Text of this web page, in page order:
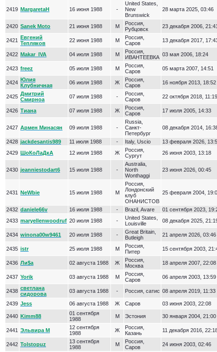
2419 MargaretaH 16 июня 1988 -
United States,
New
Brunswick
28 марта 2025, 03:46
2420 Sanek Moto 21 июня 1988 М
Россия,
Рубцовск
23 декабря 2006,
2421 Евгений
Тепляков
22 июня 1988 М
Россия,
Саров
13 декабря 2017,
2422 Makar_IVA 04 июля 1988 М
Россия,
ИВАНТЕЕВКА 03 мая 2006, 18:24
2423 freez 05 июля 1988 М
Россия,
Саров
05 марта 2007, 14:51
2424 Юлия
Клубничная
06 июля 1988 Ж
Россия,
Саров
16 ноября 2013, 18:52
2425 Дмитрий
Смирноа
07 июля 1988 -
Россия,
Саров
22 октября 2018, 11:19
2426 Тиана 07 июля 1988 Ж
Россия,
Саров
17 июля 2005, 14:33
2427 Армен Минасян 09 июля 1988 -
Russia,
Санкт-
Петербург
08 декабря 2014,
2428 jackdesantis989 11 июля 1988 - Italy, Uscio
13 февраля 2026,
2429 ШоКоЛаДкА 12 июля 1988 Ж
Россия,
Сургут
26 июня 2003, 13:18
2430 jeanniestodart6 15 июля 1988 -
Australia,
North
Wonthaggi
23 июня 2026, 00:45
2431 NeWbie 15 июля 1988 М
Россия,
Лондонский
клуб
ОНАНИСТОВ
25 февраля 2004,
2432 daniele66v 16 июля 1988 - Brazil, Avare
01 сентября 2023,
2433 maryellenwoodruf 20 июля 1988 -
United States,
Louisville
08 декабря 2025,
2434 winona00w9461 20 июля 1988 -
Great Britain,
Butleigh
21 апреля 2026, 03:46
2435 istr 25 июля 1988 М
Россия,
Питер
15 сентября 2003,
2436 Ли$а 02 августа 1988 Ж
Россия,
Москва
18 апреля 2007, 22:08
2437 Yorik 03 августа 1988 М
Россия,
Саров
06 апреля 2003, 13:59
2438 светлана
сидорова
03 августа 1988 - Россия, сатис 08 апреля 2019, 11:33
2439 Jess 06 августа 1988 Ж Саров 03 июня 2003, 22:08
2440 Kimm88
01 сентября
1988
М Эстония 30 января 2004, 21:00
2441 Эльвира М
12 сентября
1988
Ж
Россия,
Казань
11 декабря 2016,
2442 Tolstopuz
13 сентября
1988
М
Россия,
Саров
24 июня 2003, 02:46